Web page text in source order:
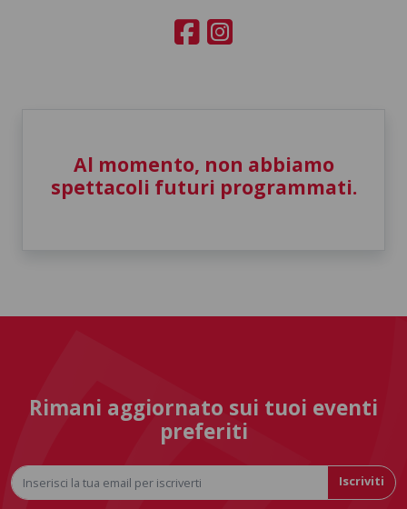
Al momento, non abbiamo
spettacoli futuri programmati.
Rimani aggiornato sui tuoi eventi
preferiti
Iscriviti